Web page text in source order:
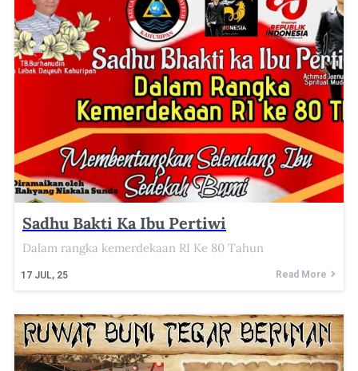
Sadhu Bakti Ka Ibu Pertiwi
17 JUL, 25
Dalam rangka kemerdekaan RI Ke 80 Tahun
Read More